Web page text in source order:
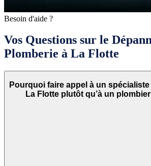
Besoin d'aide ?
Vos Questions sur le
Plomberie à La Flotte
Pourquoi faire appel à un
La Flotte plutôt qu’à un